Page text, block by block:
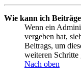
Wie kann ich
Wenn ein
vergeben hat,
Beitrags, um
weiteren Schritte
Nach oben